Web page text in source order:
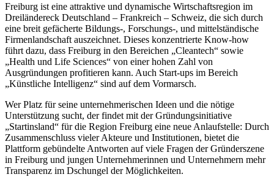
Freiburg ist eine attraktive und dynamische Wirtschaftsregion im
Dreiländereck Deutschland – Frankreich – Schweiz, die sich durch
eine breit gefächerte Bildungs-, Forschungs-, und mittelständische
Firmenlandschaft auszeichnet. Dieses konzentrierte Know-how
führt dazu, dass Freiburg in den Bereichen „Cleantech“ sowie
„Health und Life Sciences“ von einer hohen Zahl von
Ausgründungen profitieren kann. Auch Start-ups im Bereich
„Künstliche Intelligenz“ sind auf dem Vormarsch.
Wer Platz für seine unternehmerischen Ideen und die nötige
Unterstützung sucht, der findet mit der Gründungsinitiative
„Startinsland“ für die Region Freiburg eine neue Anlaufstelle: Durch
Zusammenschluss vieler Akteure und Institutionen, bietet die
Plattform gebündelte Antworten auf viele Fragen der Gründerszene
in Freiburg und jungen Unternehmerinnen und Unternehmern mehr
Transparenz im Dschungel der Möglichkeiten.